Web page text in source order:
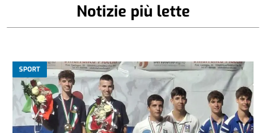
Notizie più lette
SPORT